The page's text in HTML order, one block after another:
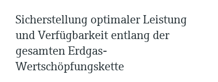
Sicherstellung optimaler Leistung
und Verfügbarkeit entlang der
gesamten Erdgas-
Wertschöpfungskette